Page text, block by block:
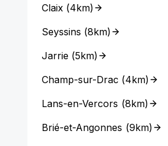
Claix(4km)
Seyssins (8km)
Jarrie(5km)
Champ-sur-Drac (4km)
Lans-en-Vercors (8km)
Brié-et-Angonnes (9km)